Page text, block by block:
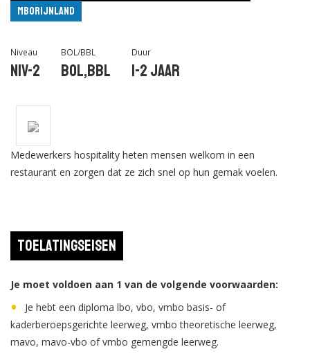
mboRijnland
Niveau
Niv-2
BOL/BBL
BOL,BBL
Duur
1-2 jaar
Medewerkers hospitality heten mensen welkom in een
restaurant en zorgen dat ze zich snel op hun gemak voelen.
Toelatingseisen
Je moet voldoen aan 1 van de volgende voorwaarden:
Je hebt een diploma lbo, vbo, vmbo basis- of
kaderberoepsgerichte leerweg, vmbo theoretische leerweg,
mavo, mavo-vbo of vmbo gemengde leerweg.